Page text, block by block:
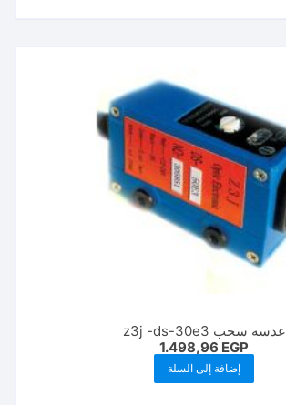
عدسه سحب z3j -ds-30e3
1.498,96 EGP
إضافة إلى السلة